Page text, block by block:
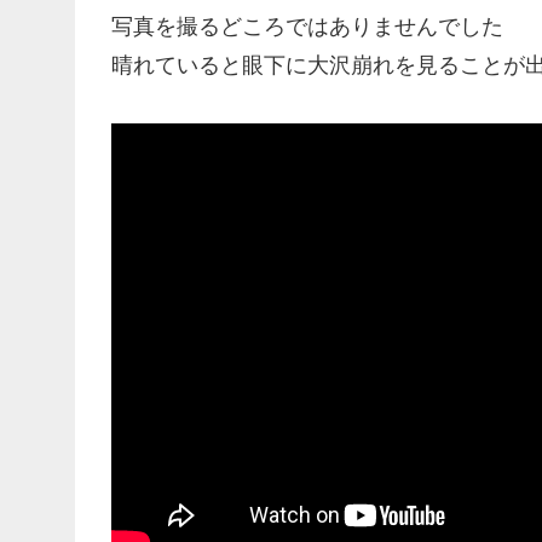
写真を撮るどころではありませんでした
晴れていると眼下に大沢崩れを見ることが